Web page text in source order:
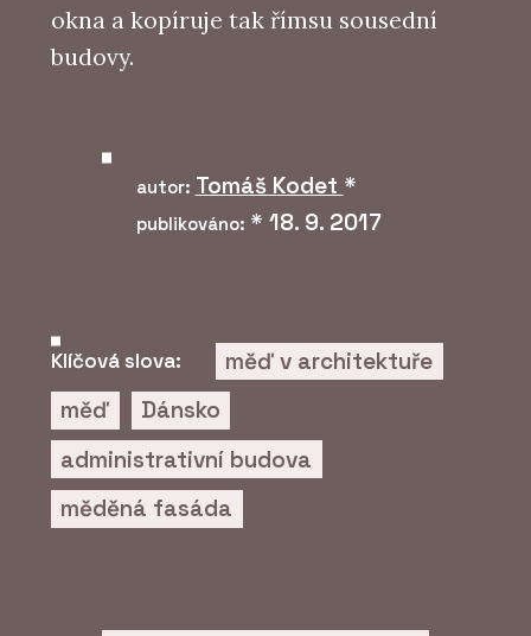
okna a kopíruje tak římsu sousední
budovy.
autor: Tomáš Kodet *
publikováno: * 18. 9. 2017
Klíčová slova:
měď v architektuře
měď
Dánsko
administrativní budova
měděná fasáda